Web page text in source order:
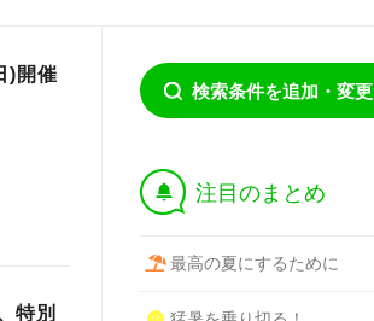
)開催
特別
検索条件を追加・変更
† 注目のまとめ
最高の夏にするために